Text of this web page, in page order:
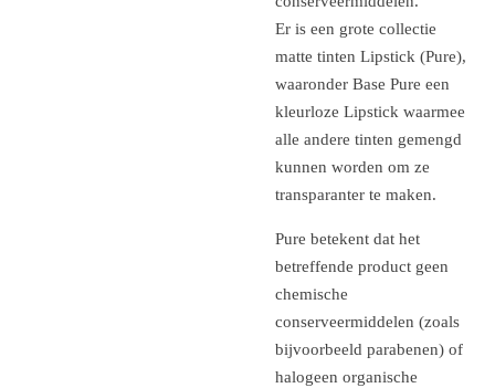
Er is een grote collectie
matte tinten Lipstick (Pure),
waaronder Base Pure een
kleurloze Lipstick waarmee
alle andere tinten gemengd
kunnen worden om ze
transparanter te maken.
Pure betekent dat het
betreffende product geen
chemische
conserveermiddelen (zoals
bijvoorbeeld parabenen) of
halogeen organische